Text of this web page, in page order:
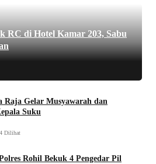
RC di Hotel Kamar 203, Sabu
Raja Gelar Musyawarah dan
Suku
Dilihat
Rohil Bekuk 4 Pengedar Pil